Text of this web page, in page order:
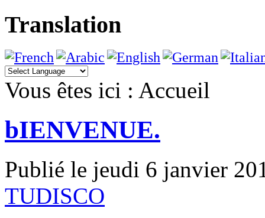
Translation
Vous êtes ici : Accueil
bIENVENUE.
Publié le jeudi 6 janvier
TUDISCO